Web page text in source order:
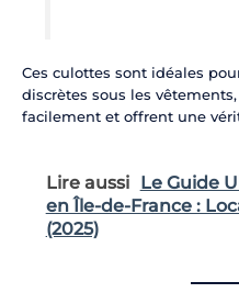
Ces culottes sont idéales
discrètes sous les
facilement et offrent une
Lire aussi Le Guide
en Île-de-France :
(2025)